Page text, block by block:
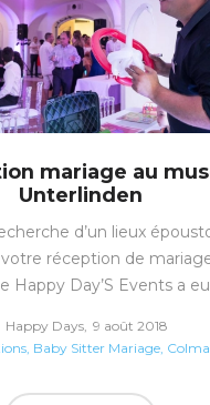
mariage au
Unterlinden
d’un lieux
réception de
Happy Day’S Events a
Happy Days Posted
on
9 août 2018
Baby Sitter Mariage